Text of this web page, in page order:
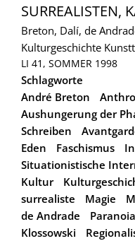
SURREALISTEN,
Breton, Dalí, de
Kulturgeschichte
LI 41, SOMMER 1998
Schlagworte
André Breton
Aushungerung der
Schreiben
Eden
Faschismus
Situationistische
Kultur
surrealiste
Magie
de Andrade
Paranoia
Klossowski